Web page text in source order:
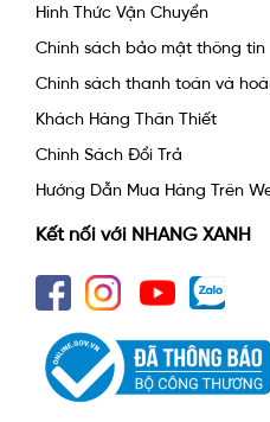
Hình Thức Vận Chuyển
Chính sách bảo mật thông tin
Chính sách thanh toán và
Khách Hàng Thân Thiết
Chính Sách Đổi Trả
Hướng Dẫn Mua Hàng Trên
Kết nối với NHANG XANH